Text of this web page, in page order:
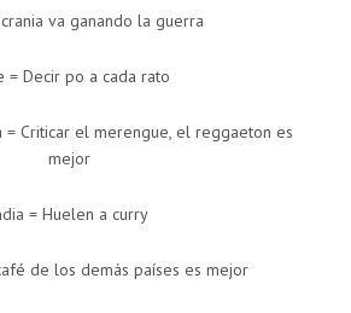
va ganando la guerra
= Decir po a cada rato
= Criticar el merengue, el reggaeton es
mejor
= Huelen a curry
de los demás países es mejor